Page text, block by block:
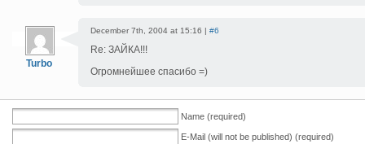
Turbo
December 7th, 2004 at 15:16 | #6
Re: ЗАЙКА!!!
Огромнейшее спасибо =)
Name (required)
E-Mail (will not be published) (required)